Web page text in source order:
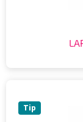
Tip